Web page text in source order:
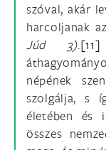
szóval, akár
harcoljanak
Júd 3).[11]
népének
szolgálja, s
életében és
összes